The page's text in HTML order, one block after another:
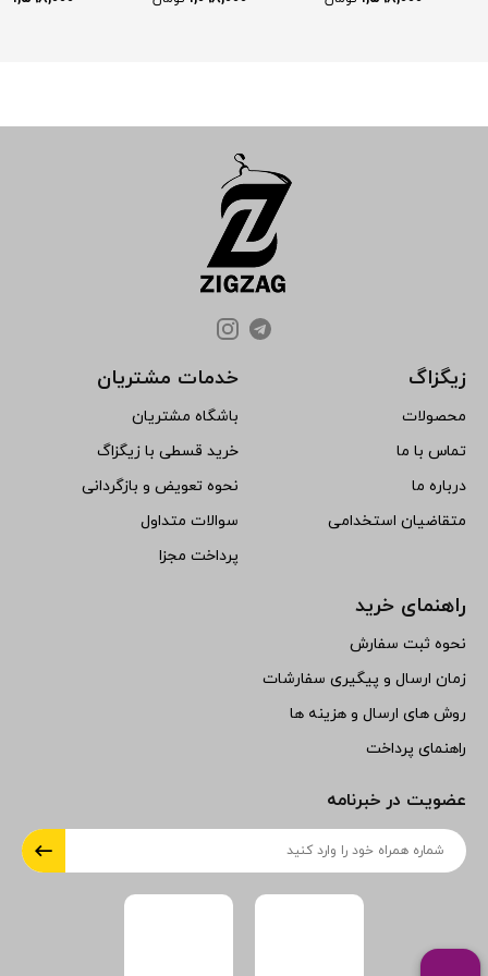
زیگزاگ
محصولات
تماس با ما
درباره ما
متقاضیان استخدامی
خدمات مشتریان
باشگاه مشتریان
خرید قسطی با زیگزاگ
نحوه تعویض و بازگردانی
سوالات متداول
پرداخت مجزا
راهنمای خرید
نحوه ثبت سفارش
زمان ارسال و پیگیری سفارشات
روش های ارسال و هزینه ها
راهنمای پرداخت
عضویت در خبرنامه